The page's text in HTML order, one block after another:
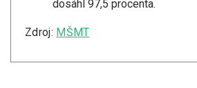
dosáhl 97,5 procenta.
Zdroj: MŠMT